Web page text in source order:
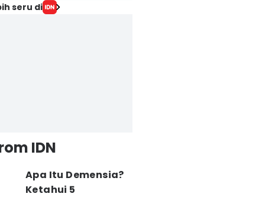
seru di
IDN
Apa Itu Demensia?
Ketahui 5